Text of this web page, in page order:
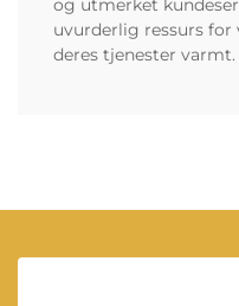
og utmerket
uvurderlig ressurs for
deres tjenester varmt.